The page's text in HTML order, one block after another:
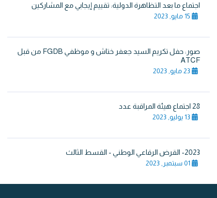
اجتماع ما بعد التظاهرة الدولية: تقييم إيجابي مع المشاركين
15 مايو, 2023
صور: حفل تكريم السيد جعفر ختاش و موظفي FGDB من قبل
ATCF
23 مايو, 2023
13 يوليو, 2023
2023- القرض الرقاعي الوطني - القسط الثالث
01 سبتمبر, 2023